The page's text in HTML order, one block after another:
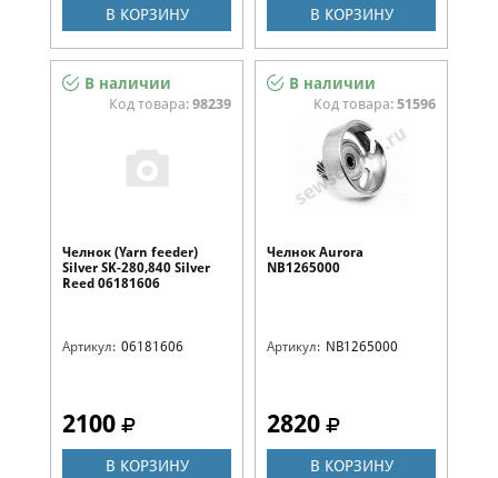
В КОРЗИНУ В КОРЗИНУ
Челнок (Yarn feeder)
Silver SK-280,840 Silver
Reed 06181606
Артикул: 06181606
В наличии
Код товара: 98239
2100
В КОРЗИНУ
Челнок Aurora
NB1265000
Артикул: NB1265000
В наличии
Код товара: 51596
2820
В КОРЗИНУ